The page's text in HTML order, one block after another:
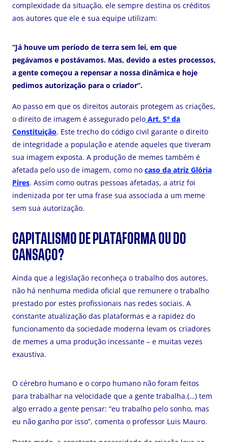
complexidade da situação, ele sempre destina os créditos
aos autores que ele e sua equipe utilizam:
“Já houve um período de terra sem lei, em que
pegávamos e postávamos. Mas, devido a estes processos,
a gente começou a repensar a nossa dinâmica e hoje
pedimos autorização para o criador”.
Ao passo em que os direitos autorais protegem as criações,
o direito de imagem é assegurado pelo Art. 5º da
Constituição. Este trecho do código civil garante o direito
de integridade a população e atende aqueles que tiveram
sua imagem exposta. A produção de memes também é
afetada pelo uso de imagem, como no caso da atriz Glória
Pires. Assim como outras pessoas afetadas, a atriz foi
indenizada por ter uma frase sua associada a um meme
sem sua autorização.
CAPITALISMO DE PLATAFORMA OU DO
CANSAÇO?
Ainda que a legislação reconheça o trabalho dos autores,
não há nenhuma medida oficial que remunere o trabalho
prestado por estes profissionais nas redes sociais. A
constante atualização das plataformas e a rapidez do
funcionamento da sociedade moderna levam os criadores
de memes a uma produção incessante – e muitas vezes
exaustiva.
O cérebro humano e o corpo humano não foram feitos
para trabalhar na velocidade que a gente trabalha.(…) tem
algo errado a gente pensar: “eu trabalho pelo sonho, mas
eu não ganho por isso”, comenta o professor Luis Mauro.